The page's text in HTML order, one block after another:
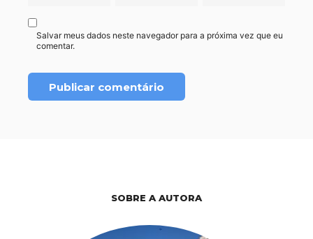
Salvar meus dados neste navegador para a próxima vez que eu
comentar.
SOBRE A AUTORA